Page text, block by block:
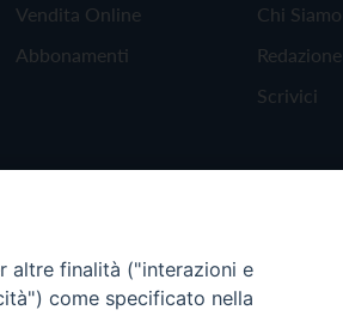
Vendita Online
Abbonamenti
Chi Siamo
Redazione
Scrivici
altre finalità ("interazioni e
come specificato nella